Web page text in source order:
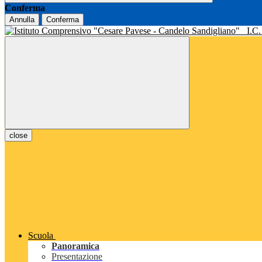
Conferma
Annulla Conferma
I.C.
close
Scuola
Panoramica
Presentazione